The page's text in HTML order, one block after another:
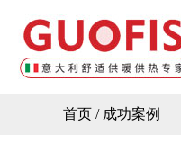
首页 / 成功案例